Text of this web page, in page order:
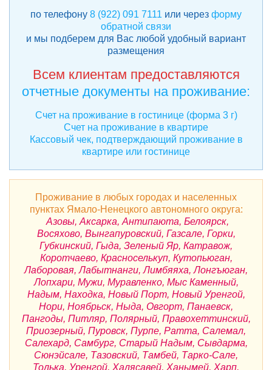
по телефону 8 (922) 091 7111 или через форму
обратной связи
и мы подберем для Вас любой удобный вариант
размещения
Всем клиентам предоставляются
отчетные документы на проживание:
Счет на проживание в гостинице (форма 3 г)
Счет на проживание в квартире
Кассовый чек, подтверждающий проживание в
квартире или гостинице
Проживание в любых городах и населенных
пунктах Ямало-Ненецкого автономного округа:
Азовы, Аксарка, Антипаюта, Белоярск,
Восяхово, Вынгапуровский, Газсале, Горки,
Губкинский, Гыда, Зеленый Яр, Катравож,
Коротчаево, Красноселькуп, Кутопьюган,
Лаборовая, Лабытнанги, Лимбяяха, Лонгъюган,
Лопхари, Мужи, Муравленко, Мыс Каменный,
Надым, Находка, Новый Порт, Новый Уренгой,
Нори, Ноябрьск, Ныда, Овгорт, Панаевск,
Пангоды, Питляр, Полярный, Правохеттинский,
Приозерный, Пуровск, Пурпе, Ратта, Салемал,
Салехард, Самбург, Старый Надым, Сывдарма,
Сюнэйсале, Тазовский, Тамбей, Тарко-Сале,
Толька, Уренгой, Халясавей, Ханымей, Харп,